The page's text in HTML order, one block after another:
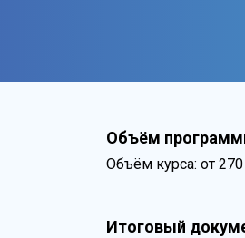
Объём
Объём курса: от
Итоговый